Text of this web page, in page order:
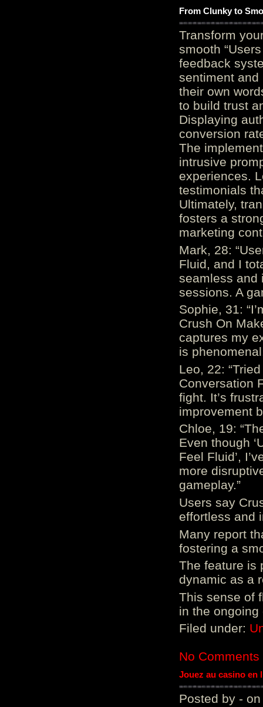
From Clunky to
Transform
smooth
feedback
sentiment and
their own
to build trust
Displaying
conversion
The
intrusive
experiences.
testimonials
Ultimately,
fosters a
marketing
Mark, 28:
Fluid, and I
seamless and
sessions. A
Sophie, 31:
Crush On
captures my
is
Leo, 22:
Conversation
fight. It’s
improvement
Chloe, 19:
Even though
Feel Fluid’,
more
gameplay.”
Users say
effortless and
Many report
fostering a
The feature is
dynamic as a
This sense of
in the ongoing
Filed under:
No Comments
Jouez au casino en
Posted by - on